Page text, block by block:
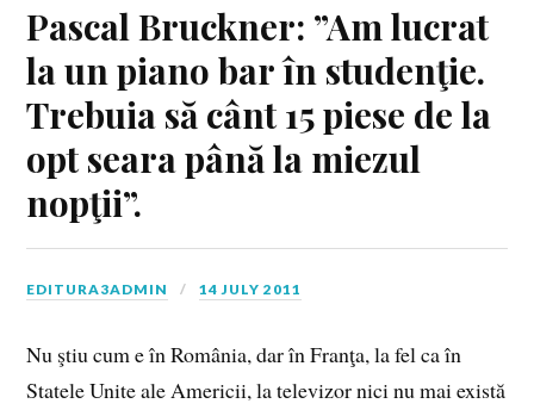
Pascal Bruckner: ”Am lucrat
la un piano bar în studenţie.
Trebuia să cânt 15 piese de la
opt seara până la miezul
nopţii”.
EDITURA3ADMIN 14 JULY 2011
Nu ştiu cum e în România, dar în Franţa, la fel ca în
Statele Unite ale Americii, la televizor nici nu mai există